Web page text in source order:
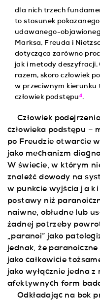
dla nich trzech
to stosunek
udawanego-
Marksa, Freuda i
dotycząca zarówno
jak i metody
razem, skoro człowiek
w przeciwnym kierunku
człowiek podstępu 4.
Człowiek
człowieka podstępu –
po Freudzie otwarcie
jako mechanizm
W świecie, w którym
znaleźć dowody na
w punkcie wyjścia
postawy niż
naiwne, obłudne lub
żadnej potrzeby
„paranoi” jako
jednak, że
jako całkowicie
jako wyłącznie jedna
afektywnych form
Odkładając na bok